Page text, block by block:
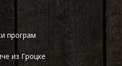
програм
из Гроцке